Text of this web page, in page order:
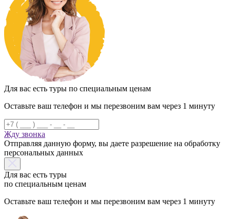
Для вас есть туры по специальным ценам
Оставьте ваш телефон и мы перезвоним вам через 1 минуту
Жду звонка
Отправляя данную форму, вы даете разрешение на обработку
персональных данных
Для вас есть туры
по специальным ценам
Оставьте ваш телефон и мы перезвоним вам через 1 минуту